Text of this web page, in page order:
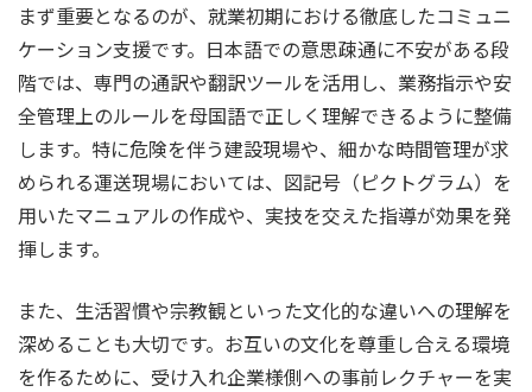
まず重要となるのが、就業初期における徹底したコミュニ
ケーション支援です。日本語での意思疎通に不安がある段
階では、専門の通訳や翻訳ツールを活用し、業務指示や安
全管理上のルールを母国語で正しく理解できるように整備
します。特に危険を伴う建設現場や、細かな時間管理が求
められる運送現場においては、図記号（ピクトグラム）を
用いたマニュアルの作成や、実技を交えた指導が効果を発
揮します。
また、生活習慣や宗教観といった文化的な違いへの理解を
深めることも大切です。お互いの文化を尊重し合える環境
を作るために、受け入れ企業様側への事前レクチャーを実